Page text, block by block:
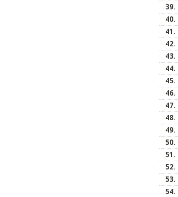
39.
40.
41.
42.
43.
44.
45.
46.
47.
48.
49.
50.
51.
52.
53.
54.